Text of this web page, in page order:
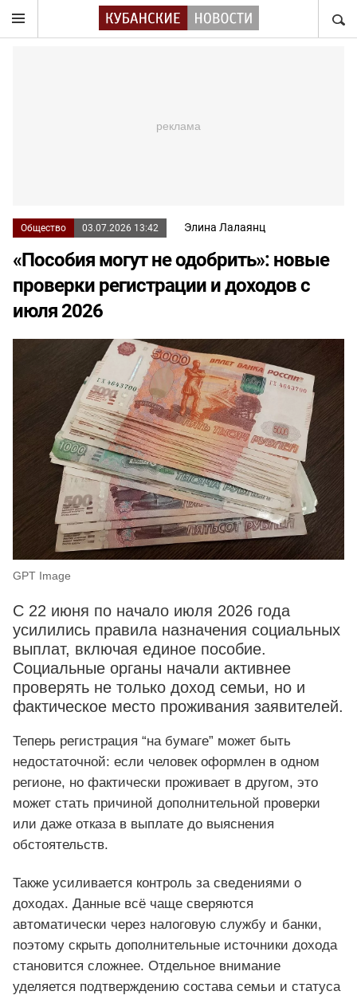
Общество 03.07.2026 13:42 Элина Лалаянц
«Пособия могут не одобрить»: новые
проверки регистрации и доходов с
июля 2026
GPT Image
С 22 июня по начало июля 2026 года
усилились правила назначения социальных
выплат, включая единое пособие.
Социальные органы начали активнее
проверять не только доход семьи, но и
фактическое место проживания заявителей.
Теперь регистрация “на бумаге” может быть
недостаточной: если человек оформлен в одном
регионе, но фактически проживает в другом, это
может стать причиной дополнительной проверки
или даже отказа в выплате до выяснения
обстоятельств.
Также усиливается контроль за сведениями о
доходах. Данные всё чаще сверяются
автоматически через налоговую службу и банки,
поэтому скрыть дополнительные источники дохода
становится сложнее. Отдельное внимание
уделяется подтверждению состава семьи и статуса